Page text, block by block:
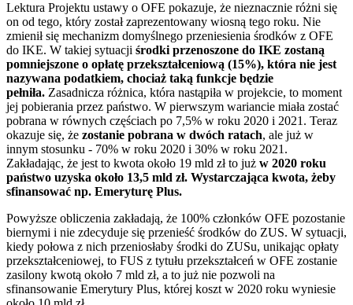
Lektura Projektu ustawy o OFE pokazuje, że nieznacznie różni się
on od tego, który został zaprezentowany wiosną tego roku. Nie
zmienił się mechanizm domyślnego przeniesienia środków z OFE
do IKE. W takiej sytuacji środki przenoszone do IKE zostaną
pomniejszone o opłatę przekształceniową (15%), która nie jest
nazywana podatkiem, chociaż taką funkcje będzie
pełniła. Zasadnicza różnica, która nastąpiła w projekcie, to moment
jej pobierania przez państwo. W pierwszym wariancie miała zostać
pobrana w równych częściach po 7,5% w roku 2020 i 2021. Teraz
okazuje się, że zostanie pobrana w dwóch ratach, ale już w
innym stosunku - 70% w roku 2020 i 30% w roku 2021.
Zakładając, że jest to kwota około 19 mld zł to już w 2020 roku
państwo uzyska około 13,5 mld zł. Wystarczająca kwota, żeby
sfinansować np. Emeryturę Plus.
Powyższe obliczenia zakładają, że 100% członków OFE pozostanie
biernymi i nie zdecyduje się przenieść środków do ZUS. W sytuacji,
kiedy połowa z nich przeniosłaby środki do ZUSu, unikając opłaty
przekształceniowej, to FUS z tytułu przekształceń w OFE zostanie
zasilony kwotą około 7 mld zł, a to już nie pozwoli na
sfinansowanie Emerytury Plus, której koszt w 2020 roku wyniesie